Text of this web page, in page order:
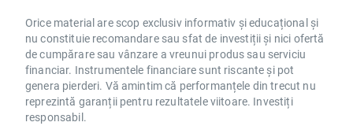
Orice material are scop exclusiv informativ și educațional și
nu constituie recomandare sau sfat de investiții și nici ofertă
de cumpărare sau vânzare a vreunui produs sau serviciu
financiar. Instrumentele financiare sunt riscante și pot
genera pierderi. Vă amintim că performanțele din trecut nu
reprezintă garanții pentru rezultatele viitoare. Investiți
responsabil.